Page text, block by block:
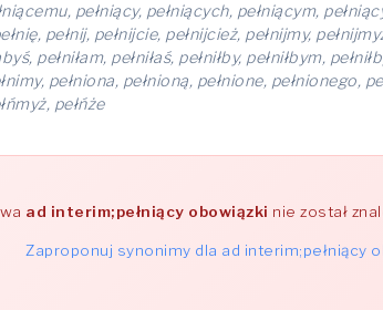
pełniący, pełniących, pełniącym,
pełnij, pełnijcie, pełnijcież, pełnijmy,
pełniłam, pełniłaś, pełniłby, pełniłbym,
pełniona, pełnioną, pełnione,
pełńże
ad interim;pełniący obowiązki nie został
Zaproponuj synonimy dla ad interim;pełniący